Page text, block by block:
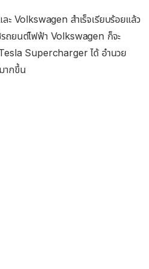
ะ Volkswagen สำเร็จเรียบร้อยแล้ว
ถยนต์ไฟฟ้า Volkswagen ก็จะ
Tesla Supercharger ได้ อำนวย
ากขึ้น